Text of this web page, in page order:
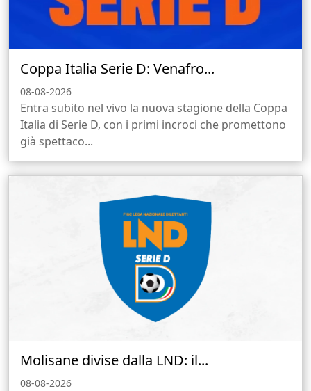
Coppa Italia Serie D: Venafro...
08-08-2026
Entra subito nel vivo la nuova stagione della Coppa
Italia di Serie D, con i primi incroci che promettono
già spettaco...
Molisane divise dalla LND: il...
08-08-2026